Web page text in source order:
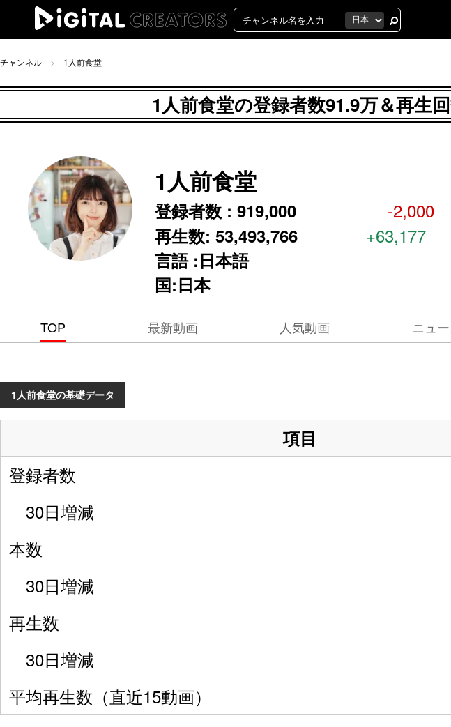
チャンネル 1人前食堂
1人前食堂の登録者数91.9万＆再生
1人前食堂
登録者数 : 919,000 -2,000
再生数: 53,493,766 +63,177
言語 :日本語
国:日本
TOP 最新動画 人気動画 ニュ
1人前食堂の基礎データ
項目
登録者数
30日増減
本数
30日増減
再生数
30日増減
平均再生数（直近15動画）